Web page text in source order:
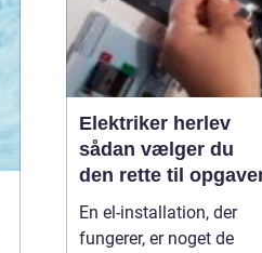
Elektriker herlev
sådan vælger du
den rette til
En el-installation, der
fungerer, er noget de